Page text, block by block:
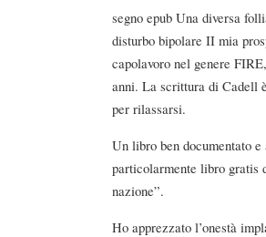
segno epub Una diversa
disturbo bipolare II mia
capolavoro nel genere
anni. La scrittura di Cadell
per rilassarsi.
Un libro ben documentato
particolarmente libro gratis
nazione”.
Ho apprezzato l’onestà